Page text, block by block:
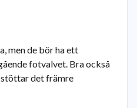
men de bör ha ett
fotvalvet. Bra också
stöttar det främre